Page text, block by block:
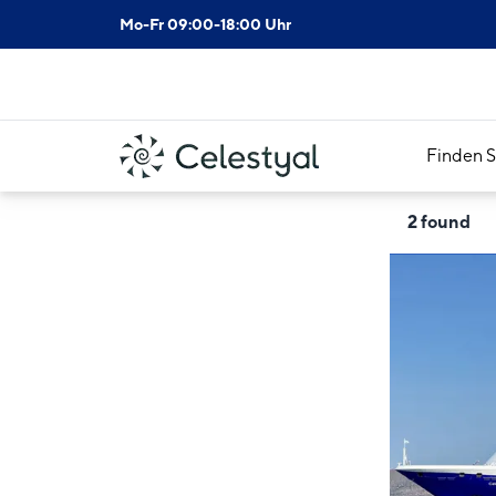
Mo-Fr 09:00-18:00 Uhr
Finden
2found